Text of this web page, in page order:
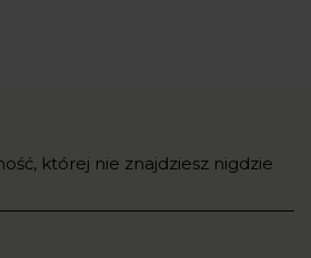
której nie znajdziesz nigdzie